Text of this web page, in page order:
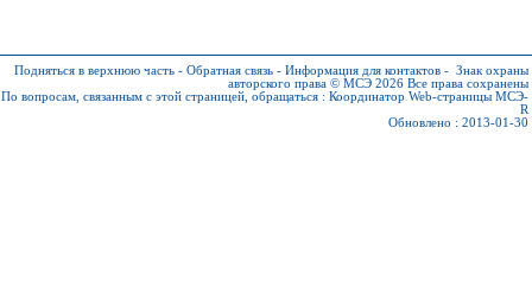
Подняться в верхнюю часть - Обратная связь - Информация для контактов - Знак охраны
авторского права © МСЭ 2026 Все права сохранены
По вопросам, связанным с этой страницей, обращаться : Координатор Web-страницы МСЭ-
R
Обновлено : 2013-01-30